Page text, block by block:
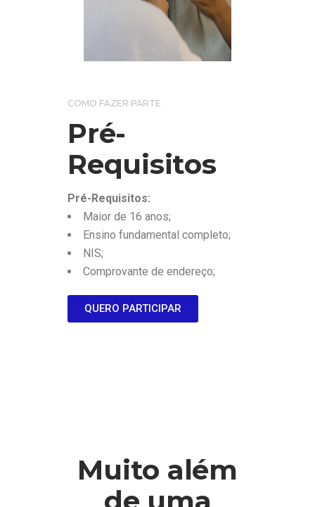
COMO FAZER PARTE
Pré-
Requisitos
Pré-Requisitos:
Maior de 16 anos;
Ensino fundamental completo;
NIS;
Comprovante de endereço;
QUERO PARTICIPAR
Muito além